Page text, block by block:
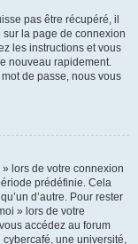
pas être récupéré, il
la page de connexion
les instructions et vous
nouveau rapidement.
de passe, nous vous
lors de votre connexion
prédéfinie. Cela
d’autre. Pour rester
» lors de votre
accédez au forum
une université,